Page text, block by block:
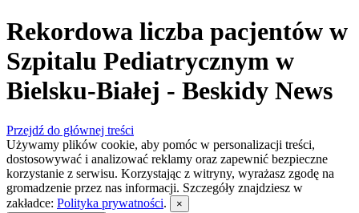
Rekordowa liczba pacjentów w
Szpitalu Pediatrycznym w
Bielsku-Białej - Beskidy News
Przejdź do głównej treści
Używamy plików cookie, aby pomóc w personalizacji treści,
dostosowywać i analizować reklamy oraz zapewnić bezpieczne
korzystanie z serwisu. Korzystając z witryny, wyrażasz zgodę na
gromadzenie przez nas informacji. Szczegóły znajdziesz w
zakładce: Polityka prywatności.
×